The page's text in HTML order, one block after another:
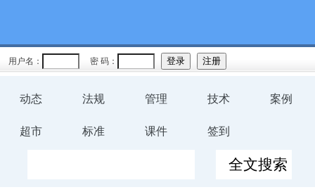
用户名： 密 码：
动态 法规 管理 技术 案例
超市 标准 课件 签到